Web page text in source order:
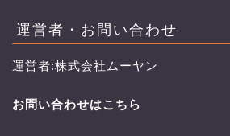
運営者・お問い合わせ
運営者:株式会社ムーヤン
お問い合わせはこちら